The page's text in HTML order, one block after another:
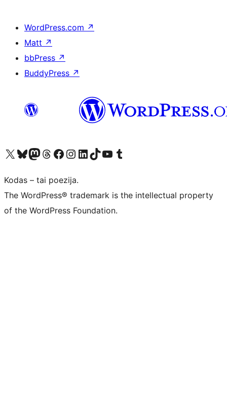
WordPress.com ↗
Matt ↗
bbPress ↗
BuddyPress ↗
Visit our X (formerly Twitter) account
Apsilankykite mūsų Bluesky paskyroje
Visit our Mastodon account
Apsilankykite mūsų Threads paskyroje
Visit our Facebook page
Visit our Instagram account
Visit our LinkedIn account
Apsilankykite mūsų TikTok paskyroje
Visit our YouTube channel
Apsilankykite mūsų Tumblr paskyroje
Kodas – tai poezija.
The WordPress® trademark is the intellectual property
of the WordPress Foundation.